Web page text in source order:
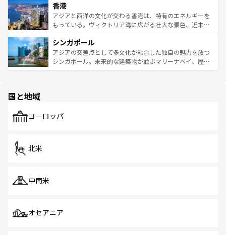
とつ。フォーやバインミー、ベトナムコーヒーなどは、ぜ
ひ現地で味わいたい。どの地域を訪れてもあたたかい人々
が旅行者を迎えてくれるので、きっと忘れられない旅にな
参照してほしい。
の活気が交差している。北部ではチェンマイなどの山岳地
帯で自然と触れ合い、南部ではプーケットやクラビの美し
いビーチでリゾート気分を楽しむことができる。タイ料理
激する。気候は一年中温暖で、どの季節にも異なる楽しみ
が待っている。親しみやすいタイの人々、仏教を中心とし
た文化、そして多様な観光資源が、訪れる旅人を魅了し続
香港
アジアと西洋の文化が交わる香港は、特有のエネルギーを
もっている。ヴィクトリア湾に広がる壮大な景色、近未来
み、どこを訪れても感動するはず。観光スポットが密集し
ており、効率よく見どころを回れるのも魅力。息をのむよ
うな絶景から文化的な体験まで、香港を存分に楽しみ尽く
シンガポール
アジアの交差点として多文化が融合した独自の魅力を放つ
シンガポール。未来的な建築物が並ぶマリーナベイ、歴史
で、ホーカーズは地元の風情を楽しめる外せないスポット
国と地域
ヨーロッパ
北米
中南米
オセアニア